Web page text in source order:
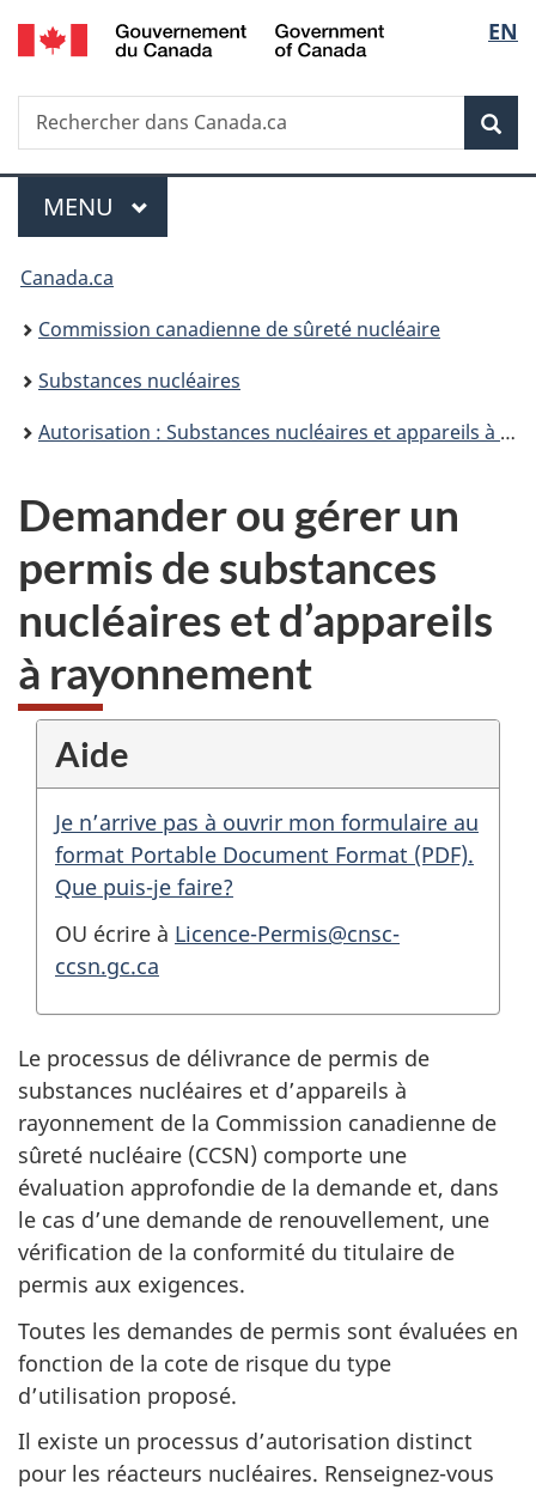
Passer
au
principal
de
la
EN
Recherche
Rechercher
dans
Menu
MENU PRINCIPAL
Vous
êtes
ici
Canada.ca
Commission canadienne de sûreté nucléaire
Substances nucléaires
Autorisation : Substances nucléaires et appareils à rayonnement
Demander ou gérer un
permis de substances
nucléaires et d’appareils
à rayonnement
Aide
Je n’arrive pas à ouvrir mon formulaire au
format Portable Document Format (PDF).
Que puis-je faire?
OU écrire à Licence-Permis@cnsc-
ccsn.gc.ca
Le processus de délivrance de permis de
substances nucléaires et d’appareils à
rayonnement de la Commission canadienne de
sûreté nucléaire (CCSN) comporte une
évaluation approfondie de la demande et, dans
le cas d’une demande de renouvellement, une
vérification de la conformité du titulaire de
permis aux exigences.
Toutes les demandes de permis sont évaluées en
fonction de la cote de risque du type
d’utilisation proposé.
Il existe un processus d’autorisation distinct
pour les réacteurs nucléaires. Renseignez-vous